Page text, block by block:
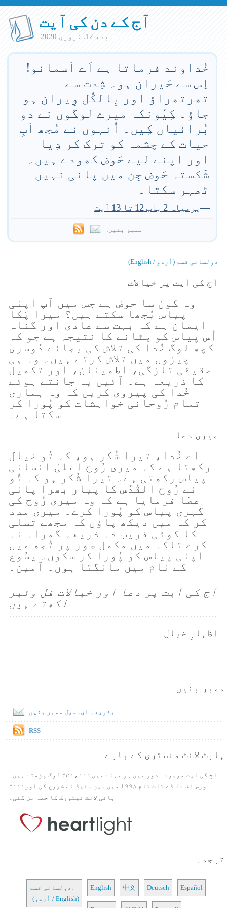
آج کے دن کی آیت
بدھ 12. فروري 2020
خُداوند فرماتا ہے اَے آسمانو!
اِس سے حَیران ہو۔ شِدت سے
تھرتھراؤ اور بِالکُل وِیران ہو
جاؤ۔ کِیُونکہ میرے لوگوں نے دو
بُرائیاں کِیں۔ اُنہوں نے مُجھ آبِ
حیات کے چشمہ کو ترک کر دِیا
اور اپنے لیے حَوض کھودے ہیں۔
شَکستہ حَوض جِن میں پانی نہیں
ٹھہر سکتا۔
—یرمیاہ 2 باب 12 تا 13 آیت
ممبر بنیں:
دولسانی قسم (اُردو / English)
آج کی آیت پر خیالات
وہ کون سا حوض ہے جس میں آپ اپنی
پیاس بُجھا سکتے ہیں؟ میرا پَکا
ایمان ہے کہ بہت سے عادی اور گناہ
اُس پیاس کو مِٹانے کا نتیجہ ہے جو کہ
کچھ لوگ خُدا کی تلاش کی بجائے دُوسری
چیزوں میں تلاش کرتے ہیں۔ وہ ہی
حقیقی تازگی، اطمینان، اور تکمیل
کا ذریعہ ہے۔ آئیں یہ جانتے ہوئے
خُدا کی پیروی کریں کہ وہ ہماری
تمام رُوحانی خواہشات کو پُورا کر
سکتا ہے۔
میری دعا
اے خُدا، تیرا شُکر ہو، کہ تُو خیال
رکھتا ہے کہ میری رُوح اعلیٰ انسانی
پیاس رکھتی ہے۔ تیرا شُکر ہو کہ تُو
نے رُوح القُدُس کا پیار بھرا پانی
عطا فرمایا ہے کہ وہ میری رُوح کی
گہری پیاس کو پُورا کرے۔ میری مدد
کر کہ میں دیکھ پاؤں کہ مجھے تسلی
کا کوئی فریب دہ ذریعہ گمراہ نہ
کرے تاکہ میں مکمل طور پر تُجھ میں
اپنی پیاس کو پُورا کر سکوں۔ یسُوع
کے نام میں مانگتا ہوں۔ آمین۔
آج کی آیت پر دعا اور خیالات فل وئیر
لکھتے ہیں
اظہارِ خیال
ممبر بنیں
بذریعہ ای۔میل ممبر بنیں
RSS
ہارٹ لائٹ منسٹری کے بارے
آج کی آیت موجودہ دور میں ہر مہنے میں ۲۵۰،۰۰۰ لوگ پڑھتے ہیں۔
ورس آف دا ڈے ڈاٹ کام ۱۹۹۸ میں بین سٹیڈ نے شروع کی اور۲۰۰۰
ہائی لائٹ نیٹورک کا حصہ بن گئی۔
ترجمہ
دولسانی قسم:
(اُردو / English)
English 中文 Deutsch Español